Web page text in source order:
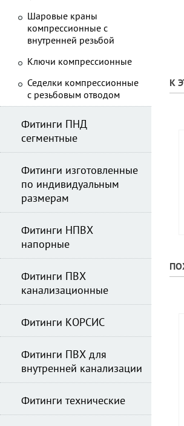
К
Шаровые краны
компрессионные с
внутренней резьбой
Ключи компрессионные
Седелки компрессионные
с резьбовым отводом
Фитинги ПНД
сегментные
Фитинги изготовленные
по индивидуальным
размерам
Фитинги НПВХ
напорные
Фитинги ПВХ
канализационные
Фитинги КОРСИС
Фитинги ПВХ для
внутренней канализации
Фитинги технические